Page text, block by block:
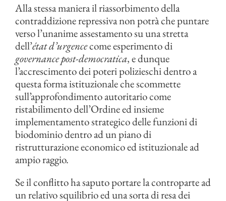
Alla stessa maniera il riassorbimento della
contraddizione repressiva non potrà che puntare
verso l’unanime assestamento su una stretta
dell’état d’urgencecome esperimento di
governance post-democratica, e dunque
l’accrescimento dei poteri polizieschi dentro a
questa forma istituzionale che scommette
sull’approfondimento autoritario come
ristabilimento dell’Ordine ed insieme
implementamento strategico delle funzioni di
biodominio dentro ad un piano di
ristrutturazione economico ed istituzionale ad
ampio raggio.
Se il conflitto ha saputo portare la controparte ad
un relativo squilibrio ed una sorta di resa dei